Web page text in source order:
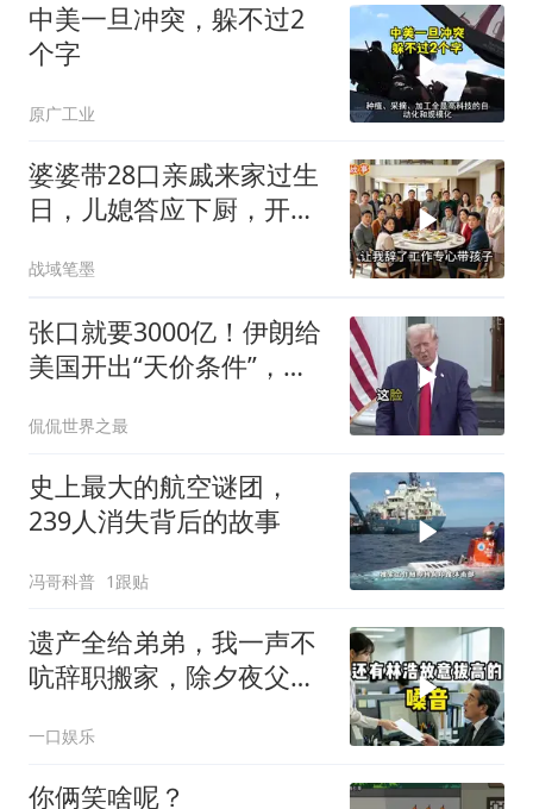
中美一旦冲突，躲不过2
个字
原广工业
婆婆带28口亲戚来家过生
日，儿媳答应下厨，开饭
战域笔墨
张口就要3000亿！伊朗给
美国开出“天价条件”，特
侃侃世界之最
史上最大的航空谜团，
239人消失背后的故事
冯哥科普 1跟贴
遗产全给弟弟，我一声不
吭辞职搬家，除夕夜父亲
一口娱乐
你俩笑啥呢？